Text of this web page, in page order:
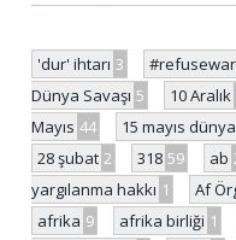
'dur' ihtarı 3 #refusewar
Dünya Savaşı 5 10 Aralık
Mayıs 44 15 mayıs
28 şubat 2 318 59 ab
yargılanma hakkı 1 Af
afrika 9 afrika birliği 1